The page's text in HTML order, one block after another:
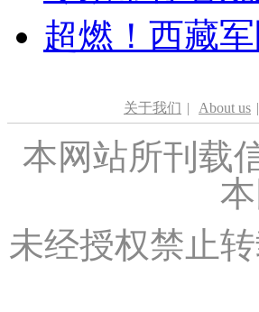
超燃！西藏
关于我们 | About us |
本网站所刊载
未经授权禁止